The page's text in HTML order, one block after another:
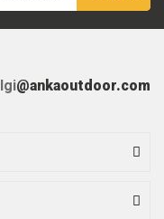
@ankaoutdoor.com